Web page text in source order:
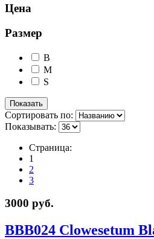
Цена
Размер
B
M
S
Сортировать по:
Показывать:
Страница:
1
2
3
3000 руб.
BBB024 Clowesetum